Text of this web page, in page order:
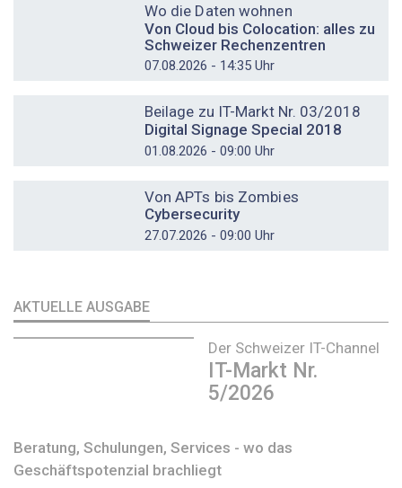
Wo die Daten wohnen
Von Cloud bis Colocation: alles zu
Schweizer Rechenzentren
07.08.2026 - 14:35 Uhr
Beilage zu IT-Markt Nr. 03/2018
Digital Signage Special 2018
01.08.2026 - 09:00 Uhr
Von APTs bis Zombies
Cybersecurity
27.07.2026 - 09:00 Uhr
AKTUELLE AUSGABE
Der Schweizer IT-Channel
IT-Markt Nr.
5/2026
Beratung, Schulungen, Services - wo das
Geschäftspotenzial brachliegt